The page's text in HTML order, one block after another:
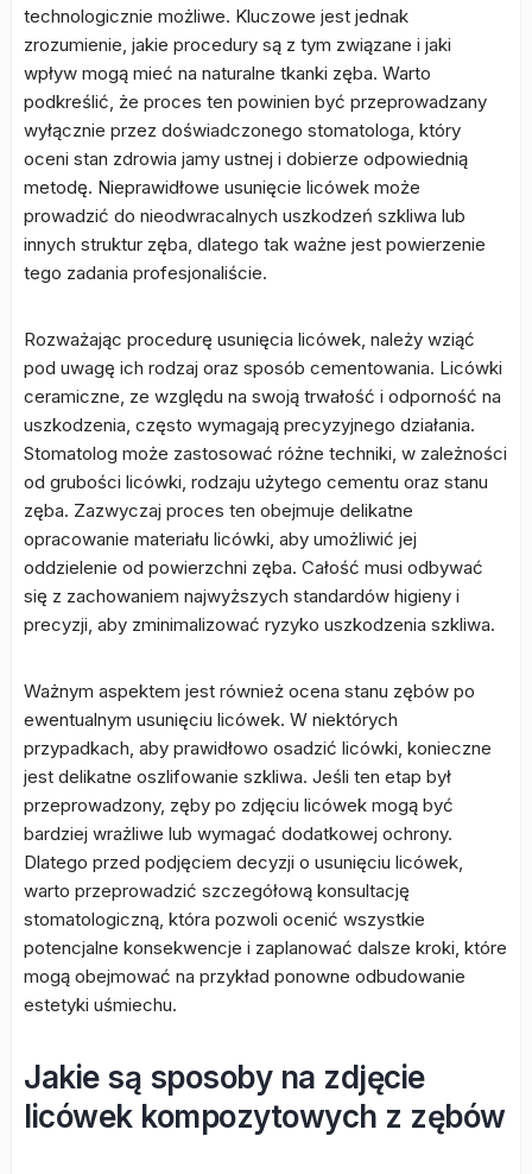
technologicznie możliwe. Kluczowe jest jednak
zrozumienie, jakie procedury są z tym związane i jaki
wpływ mogą mieć na naturalne tkanki zęba. Warto
podkreślić, że proces ten powinien być przeprowadzany
wyłącznie przez doświadczonego stomatologa, który
oceni stan zdrowia jamy ustnej i dobierze odpowiednią
metodę. Nieprawidłowe usunięcie licówek może
prowadzić do nieodwracalnych uszkodzeń szkliwa lub
innych struktur zęba, dlatego tak ważne jest powierzenie
tego zadania profesjonaliście.
Rozważając procedurę usunięcia licówek, należy wziąć
pod uwagę ich rodzaj oraz sposób cementowania. Licówki
ceramiczne, ze względu na swoją trwałość i odporność na
uszkodzenia, często wymagają precyzyjnego działania.
Stomatolog może zastosować różne techniki, w zależności
od grubości licówki, rodzaju użytego cementu oraz stanu
zęba. Zazwyczaj proces ten obejmuje delikatne
opracowanie materiału licówki, aby umożliwić jej
oddzielenie od powierzchni zęba. Całość musi odbywać
się z zachowaniem najwyższych standardów higieny i
precyzji, aby zminimalizować ryzyko uszkodzenia szkliwa.
Ważnym aspektem jest również ocena stanu zębów po
ewentualnym usunięciu licówek. W niektórych
przypadkach, aby prawidłowo osadzić licówki, konieczne
jest delikatne oszlifowanie szkliwa. Jeśli ten etap był
przeprowadzony, zęby po zdjęciu licówek mogą być
bardziej wrażliwe lub wymagać dodatkowej ochrony.
Dlatego przed podjęciem decyzji o usunięciu licówek,
warto przeprowadzić szczegółową konsultację
stomatologiczną, która pozwoli ocenić wszystkie
potencjalne konsekwencje i zaplanować dalsze kroki, które
mogą obejmować na przykład ponowne odbudowanie
estetyki uśmiechu.
Jakie są sposoby na zdjęcie
licówek kompozytowych z zębów